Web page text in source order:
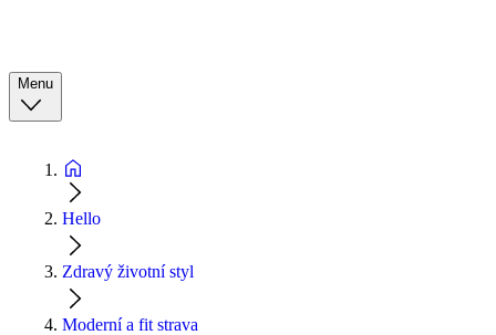
Menu
Hello
Zdravý životní styl
Moderní a fit strava